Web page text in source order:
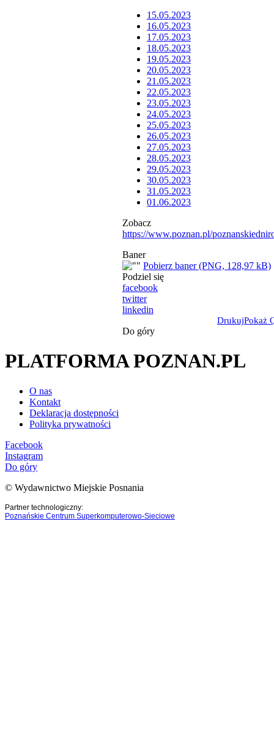
15.05.2023
16.05.2023
17.05.2023
18.05.2023
19.05.2023
20.05.2023
21.05.2023
22.05.2023
23.05.2023
24.05.2023
25.05.2023
26.05.2023
27.05.2023
28.05.2023
29.05.2023
30.05.2023
31.05.2023
01.06.2023
Zobacz
https://www.poznan.pl/
Baner
Pobierz baner (PNG, 128,97 kB)
Podziel się
facebook
twitter
linkedin
DrukujPokaż
Do góry
PLATFORMA POZNAN.PL
O nas
Kontakt
Deklaracja dostępności
Polityka prywatności
Facebook
Instagram
Do góry
© Wydawnictwo Miejskie Posnania
Partner technologiczny:
Poznańskie Centrum Superkomputerowo-Sieciowe